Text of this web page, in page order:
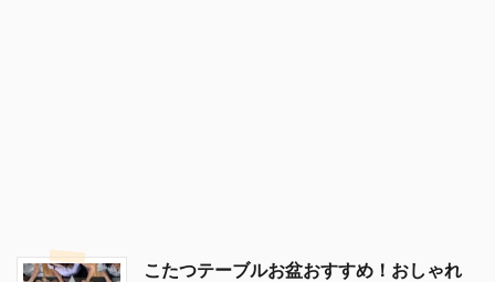
こたつテーブルお盆おすすめ！おしゃれ